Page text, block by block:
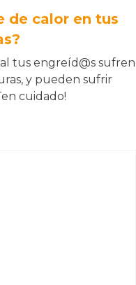
de calor en tus
tus engreíd@s sufren
y pueden sufrir
cuidado!